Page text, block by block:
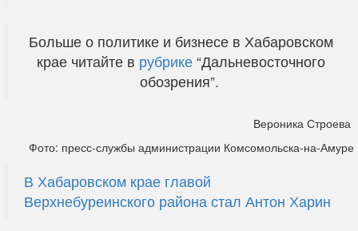
Больше о политике и бизнесе в Хабаровском
крае читайте в рубрике “Дальневосточного
обозрения”.
Вероника Строева
Фото: пресс-службы администрации Комсомольска-на-Амуре
В Хабаровском крае главой
Верхнебуреинского района стал Антон Харин